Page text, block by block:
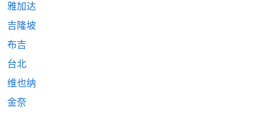
雅加达
吉隆坡
布吉
台北
维也纳
金奈